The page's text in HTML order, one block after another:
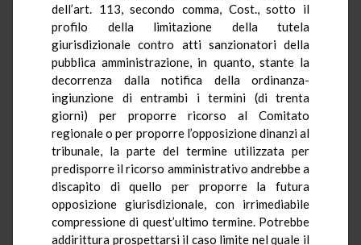
dell’art. 113, secondo comma, Cost., sotto il
profilo della limitazione della tutela
giurisdizionale contro atti sanzionatori della
pubblica amministrazione, in quanto, stante la
decorrenza dalla notifica della ordinanza-
ingiunzione di entrambi i termini (di trenta
giorni) per proporre ricorso al Comitato
regionale o per proporre l’opposizione dinanzi al
tribunale, la parte del termine utilizzata per
predisporre il ricorso amministrativo andrebbe a
discapito di quello per proporre la futura
opposizione giurisdizionale, con irrimediabile
compressione di quest’ultimo termine. Potrebbe
addirittura prospettarsi il caso limite nel quale il